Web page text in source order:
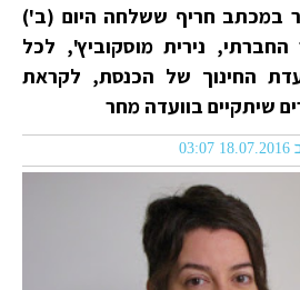
במכתב חריף ששלחה היום (ב')
נירית מוסקוביץ', לכל
החינוך של הכנסת, לקראת
שיתקיים בוועדה מחר